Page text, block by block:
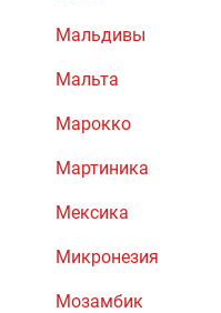
Мальдивы
Мальта
Марокко
Мартиника
Мексика
Микронезия
Мозамбик